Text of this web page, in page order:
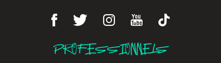
PROFESSIONNELS